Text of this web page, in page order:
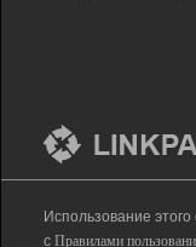
Использование
с Правилами